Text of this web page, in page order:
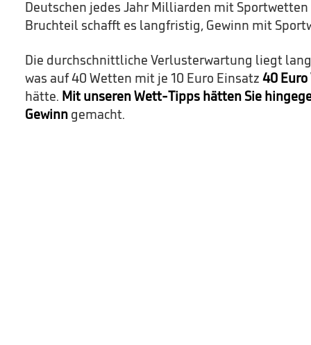
Deutschen jedes Jahr Milliarden mit
Bruchteil schafft es langfristig, Gewinn mit
Die durchschnittliche Verlusterwartung liegt
was auf 40 Wetten mit je 10 Euro Einsatz 40
hätte. Mit unseren Wett-Tipps hätten Sie
Gewinn gemacht.